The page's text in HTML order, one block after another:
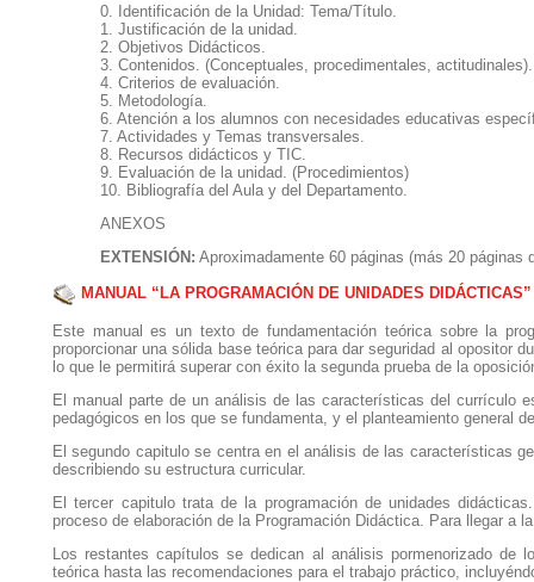
0. Identificación de la Unidad: Tema/Título.
1. Justificación de la unidad.
2. Objetivos Didácticos.
3. Contenidos. (Conceptuales, procedimentales,
4. Criterios de evaluación.
5. Metodología.
6. Atención a los alumnos con necesidades educativas
7. Actividades y Temas transversales.
8. Recursos didácticos y TIC.
9. Evaluación de la unidad. (Procedimientos)
10. Bibliografía del Aula y del Departamento.
ANEXOS
EXTENSIÓN: Aproximadamente 60 páginas (más 20 páginas
MANUAL “LA PROGRAMACIÓN DE UNIDADES DIDÁCTICAS”
Este manual es un texto de fundamentación teórica sobre la
proporcionar una sólida base teórica para dar seguridad al opositor
lo que le permitirá superar con éxito la segunda prueba de la
El manual parte de un análisis de las características del currículo
pedagógicos en los que se fundamenta, y el planteamiento general
El segundo capitulo se centra en el análisis de las características
describiendo su estructura curricular.
El tercer capitulo trata de la programación de unidades
proceso de elaboración de la Programación Didáctica. Para llegar
Los restantes capítulos se dedican al análisis pormenorizado de
teórica hasta las recomendaciones para el trabajo práctico,